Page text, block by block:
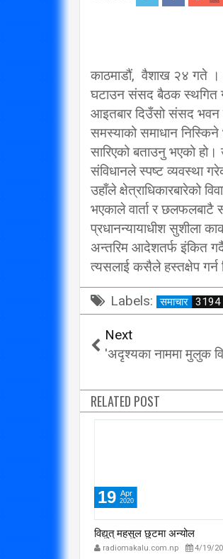
काठमाडौं, वैशाख २४ गते ।
घटाउन संसद बैठक स्थगित
आइतबार दिउँसो संसद भवन
समस्याको समाधान
सारिएको बताउनु भएको हो।
संविधानले स्पष्ट व्यवस्था
उहाँले क्षेत्राधिकारबारेको
भएकाले वार्ता र छलफलबाटै
प्रधानन्यायाधीश सुशीला
अन्तरिम आदेशतर्फ इंकित
त्यसलाई कसैले हस्तक्षेप गर्न
Labels: समाचार 3194
Next
'अदृश्यका नाममा मुलुक
RELATED POST
19 Apr
2020
विद्युत् महसुल छुटमा अन्योल
radiomakalu.com.np 4/19/